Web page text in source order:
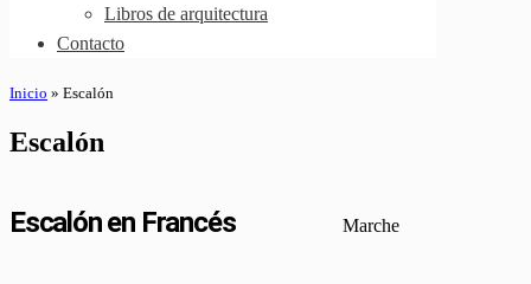
Libros de arquitectura
Contacto
Inicio » Escalón
Escalón
Escalón en Francés Marche